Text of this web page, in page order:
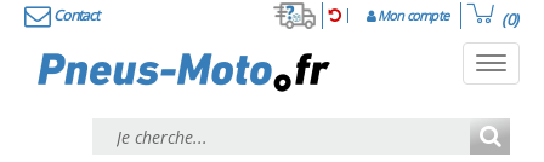
Contact Mon compte (0)